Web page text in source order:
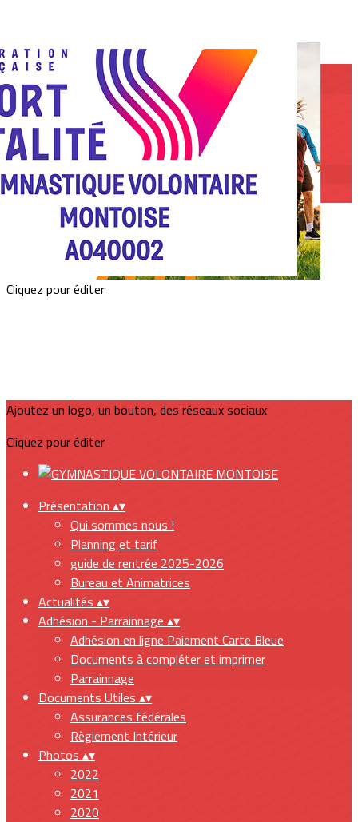
Exporter uniquement les colonnes affichées
Menu
<
>
Adhésion en ligne Paiement Carte Bleue
Documents à compléter et imprimer
Parrainnage
Images de la page d'accueil
Cliquez pour éditer
Ajoutez un logo, un bouton, des réseaux sociaux
Cliquez pour éditer
Présentation ▴▾
Qui sommes nous !
Planning et tarif
guide de rentrée 2025-2026
Bureau et Animatrices
Actualités ▴▾
Adhésion - Parrainnage ▴▾
Adhésion en ligne Paiement Carte Bleue
Documents à compléter et imprimer
Parrainnage
Documents Utiles ▴▾
Assurances fédérales
Règlement Intérieur
Photos ▴▾
2022
2021
2020